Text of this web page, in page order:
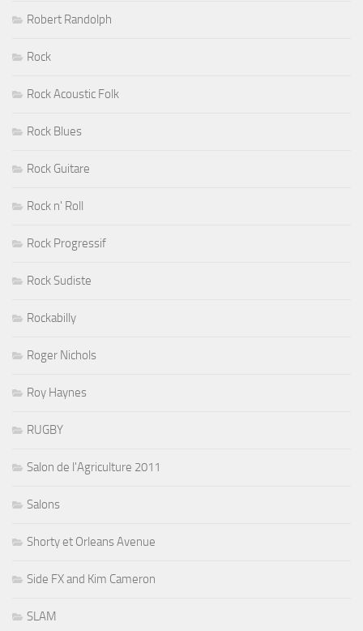
Robert Randolph
Rock
Rock Acoustic Folk
Rock Blues
Rock Guitare
Rock n' Roll
Rock Progressif
Rock Sudiste
Rockabilly
Roger Nichols
Roy Haynes
RUGBY
Salon de l'Agriculture 2011
Salons
Shorty et Orleans Avenue
Side FX and Kim Cameron
SLAM